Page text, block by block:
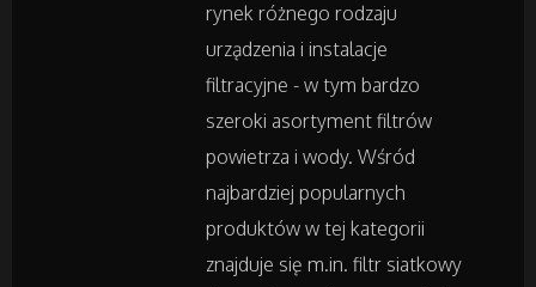
Hotele i Noclegi
Podróże
Wypoczynek
Wellness
rynek różnego rodzaju
urządzenia i instalacje
filtracyjne - w tym bardzo
szeroki asortyment filtrów
powietrza i wody. Wśród
najbardziej popularnych
produktów w tej kategorii
znajduje się m.in. filtr siatkowy